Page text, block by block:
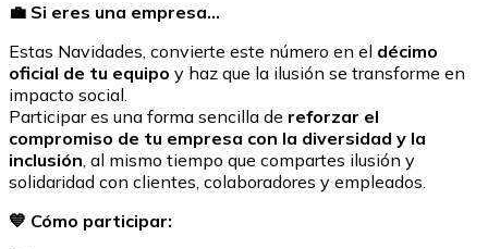
💼 Si eres una empresa…
Estas Navidades, convierte este número en el décimo
oficial de tu equipo y haz que la ilusión se transforme en
impacto social.
Participar es una forma sencilla de reforzar el
compromiso de tu empresa con la diversidad y la
inclusión, al mismo tiempo que compartes ilusión y
solidaridad con clientes, colaboradores y empleados.
💙 Cómo participar: